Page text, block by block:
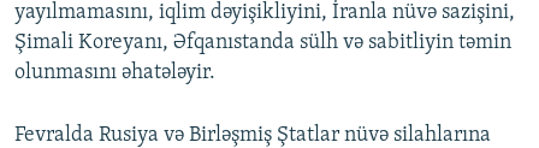
yayılmamasını, iqlim dəyişikliyini, İranla nüvə sazişini,
Şimali Koreyanı, Əfqanıstanda sülh və sabitliyin təmin
olunmasını əhatələyir.
Fevralda Rusiya və Birləşmiş Ştatlar nüvə silahlarına